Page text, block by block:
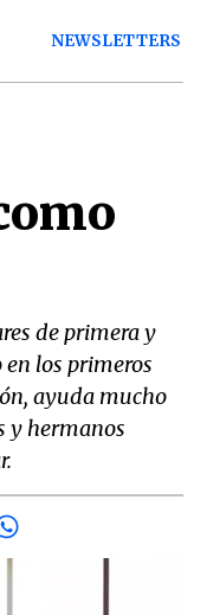
NEWSLETTERS
de primera y
los primeros
ayuda mucho
y hermanos